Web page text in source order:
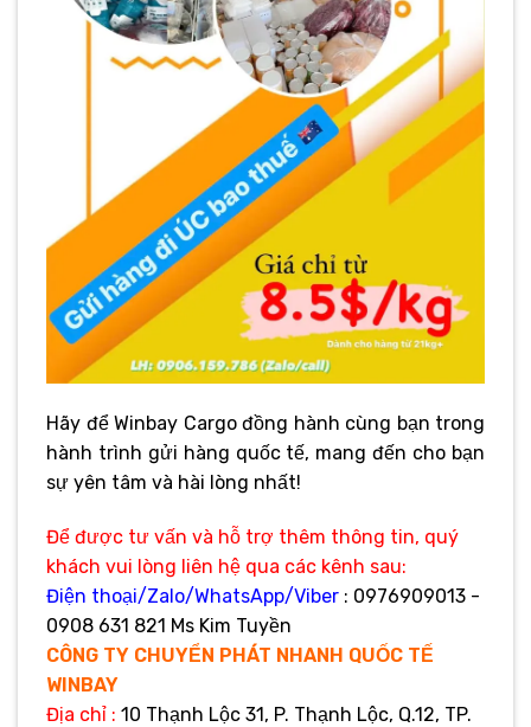
Hãy để Winbay Cargo đồng hành cùng bạn trong
hành trình gửi hàng quốc tế, mang đến cho bạn
sự yên tâm và hài lòng nhất!
Để được tư vấn và hỗ trợ thêm thông tin, quý
khách vui lòng liên hệ qua các kênh sau:
Điện thoại/Zalo/WhatsApp/Viber : 0976909013 -
0908 631 821 Ms Kim Tuyền
CÔNG TY CHUYỂN PHÁT NHANH QUỐC TẾ
WINBAY
Địa chỉ : 10 Thạnh Lộc 31, P. Thạnh Lộc, Q.12, TP.